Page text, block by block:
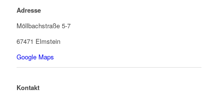
Adresse
Möllbachstraße 5-7
67471 Elmstein
Google Maps
Kontakt